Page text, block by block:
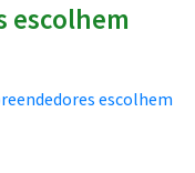
escolhem